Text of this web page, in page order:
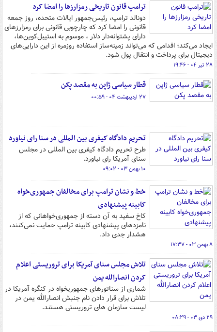
ترامپ قانون تاریخی رمزارزها را امضا کرد
دونالد ترامپ، رئیس‌جمهور ایالات متحده، روز جمعه
قانونی را امضا کرد که چارچوبی قانونی برای رمزارزهای
دارای پشتوانه‌دار دلار ، موسوم به استیبل‌کوین‌ها،
ایجاد می‌کند؛ اقدامی که می‌تواند زمینه‌ساز استفاده روزمره از این دارایی‌های
دیجیتال برای پرداخت و انتقال پول شود.
۲۸ تیر ۰۴ - ۱۹:۴۶
قطار سیاسی ژاپن به مقصد پکن
۲۷ اردیبهشت ۰۴ - ۰۰:۵۹
تحریم دادگاه کیفری بین المللی در سنا رای نیاورد
طرح تحریم دادگاه کیفری بین المللی در مجلس
سنای آمریکا رای نیاورد.
۱۰ بهمن ۰۳ - ۰۹:۰۲
خط و نشان ترامپ برای مخالفان جمهوری‌خواه
کابینه‌ پیشنهادی
کاخ‌ سفید به آن دسته از جمهوری‌خواهانی که از
نامزدهای پیشنهادی کابینه ترامپ حمایت نمی‌کنند،‌
هشدار جدی داد.
۸ بهمن ۰۳ - ۱۷:۳۷
تلاش مجلس سنای آمریکا برای تروریستی اعلام
کردن انصارالله یمن
شماری از سناتورهای جمهوریخواه در کنگره آمریکا در
تلاش برای قرار دادن نام جنبش انصارالله یمن در
لیست سازمان های تروریستی هستند.
۲۹ دی ۰۳ - ۰۸:۲۹